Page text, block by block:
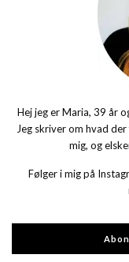
Hej jeg er Maria, 39 år
Jeg skriver om hvad
mig, og
Følger i mig på